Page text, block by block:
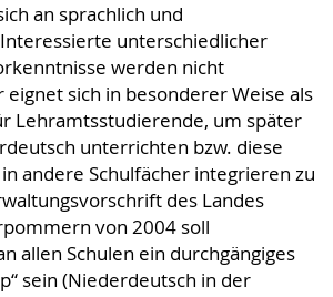
an sprachlich und
unterschiedlicher
werden nicht
eignet sich in besonderer Weise als
Lehramtsstudierende, um später
unterrichten bzw. diese
andere Schulfächer integrieren zu
des Landes
von 2004 soll
allen Schulen ein durchgängiges
sein (Niederdeutsch in der